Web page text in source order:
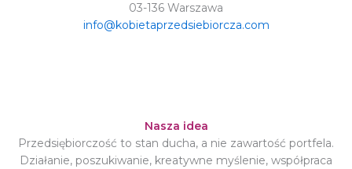
03-136 Warszawa
info@kobietaprzedsiebiorcza.com
Nasza idea
Przedsiębiorczość to stan ducha, a nie zawartość portfela.
Działanie, poszukiwanie, kreatywne myślenie, współpraca